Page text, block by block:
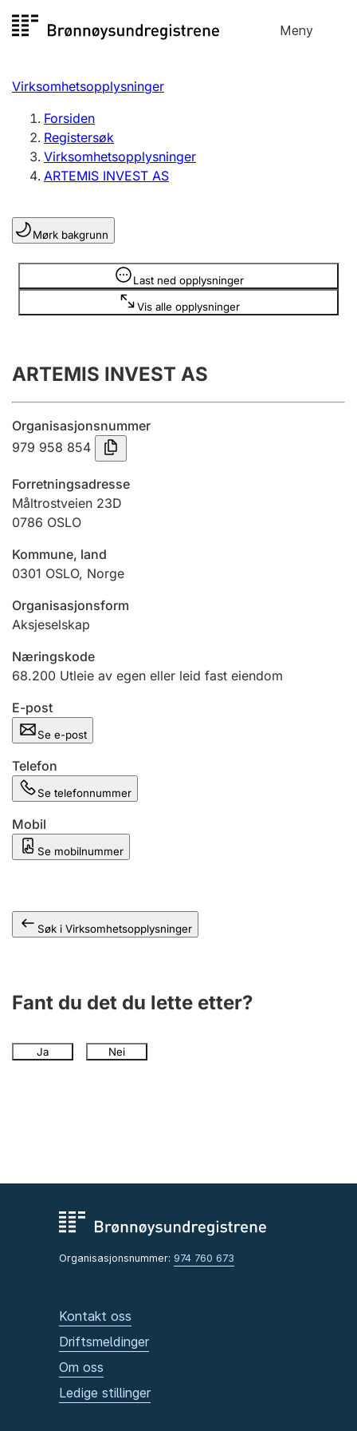
til
Meny
Registersøk
Aksjeselskap
Enkeltpersonforetak
Registrere, endre, slette
Lag og forening
Registrere, endre, slette
Årsregnskap
Innsending og forsinkelsesgebyr
Jeger
Ektepaktveileder
Offentlig sektor
Andre tema
Virksomhetsopplysninger
Forsiden
Registersøk
Virksomhetsopplysninger
ARTEMIS INVEST AS
Mørk bakgrunn
Last ned opplysninger
Vis alle opplysninger
Opplysninger er skjult
ARTEMIS INVEST AS
Organisasjonsnummer
979 958 854
Forretningsadresse
Måltrostveien 23D
0786 OSLO
Kommune, land
0301 OSLO, Norge
Organisasjonsform
Aksjeselskap
Næringskode
68.200 Utleie av egen eller leid fast eiendom
E-post
Se e-post
Telefon
Se telefonnummer
Mobil
Se mobilnummer
Søk i Virksomhetsopplysninger
Fant du det du lette etter?
Ja Nei
Organisasjonsnummer: 974 760 673
Kontakt oss
Driftsmeldinger
Om oss
Ledige stillinger